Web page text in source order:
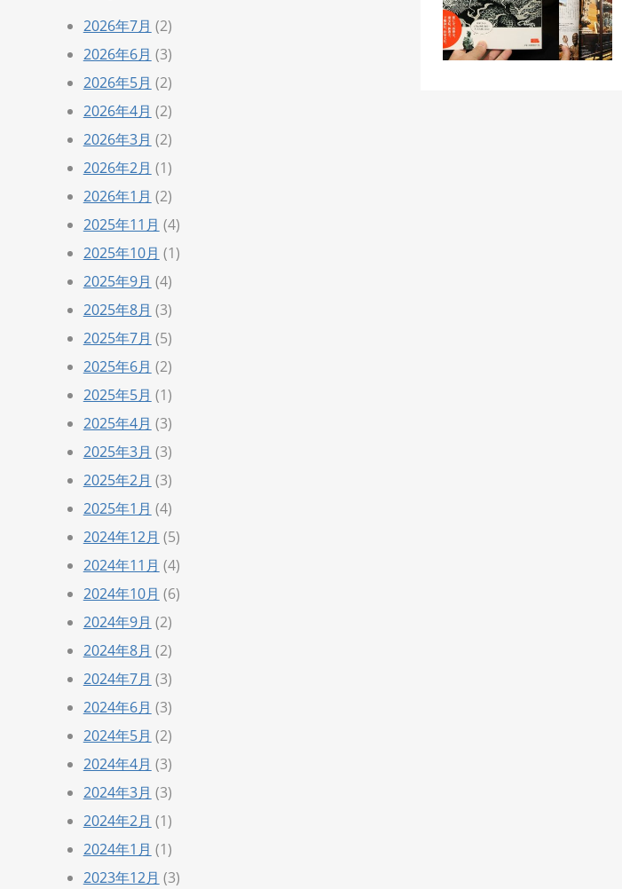
2026年7月 (2)
2026年6月 (3)
2026年5月 (2)
2026年4月 (2)
2026年3月 (2)
2026年2月 (1)
2026年1月 (2)
2025年11月 (4)
2025年10月 (1)
2025年9月 (4)
2025年8月 (3)
2025年7月 (5)
2025年6月 (2)
2025年5月 (1)
2025年4月 (3)
2025年3月 (3)
2025年2月 (3)
2025年1月 (4)
2024年12月 (5)
2024年11月 (4)
2024年10月 (6)
2024年9月 (2)
2024年8月 (2)
2024年7月 (3)
2024年6月 (3)
2024年5月 (2)
2024年4月 (3)
2024年3月 (3)
2024年2月 (1)
2024年1月 (1)
2023年12月 (3)